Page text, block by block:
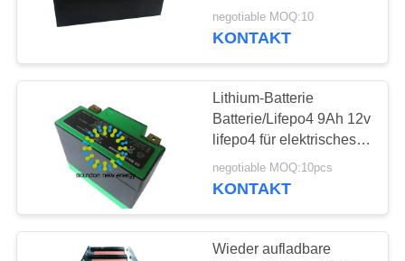
Elektrische LKW-
Batterie
37
Elektro-Batterie für
Motorräder 2000 Zyklen
negotiable MOQ:10
KONTAKT
Lithium-Batterie
Batterie/Lifepo4 9Ah 12v
lifepo4 für elektrisches
Gewicht des Motorrad-
Starter-1.2KG
negotiable MOQ:10pcs
KONTAKT
Wieder aufladbare